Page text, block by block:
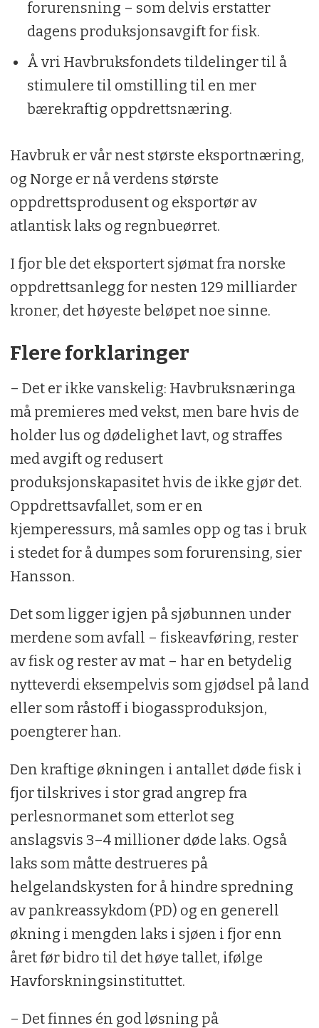
forurensning – som delvis erstatter
dagens produksjonsavgift for fisk.
Å vri Havbruksfondets tildelinger til å
stimulere til omstilling til en mer
bærekraftig oppdrettsnæring.
Havbruk er vår nest største eksportnæring,
og Norge er nå verdens største
oppdrettsprodusent og eksportør av
atlantisk laks og regnbueørret.
I fjor ble det eksportert sjømat fra norske
oppdrettsanlegg for nesten 129 milliarder
kroner, det høyeste beløpet noe sinne.
Flere forklaringer
– Det er ikke vanskelig: Havbruksnæringa
må premieres med vekst, men bare hvis de
holder lus og dødelighet lavt, og straffes
med avgift og redusert
produksjonskapasitet hvis de ikke gjør det.
Oppdrettsavfallet, som er en
kjemperessurs, må samles opp og tas i bruk
i stedet for å dumpes som forurensing, sier
Hansson.
Det som ligger igjen på sjøbunnen under
merdene som avfall – fiskeavføring, rester
av fisk og rester av mat – har en betydelig
nytteverdi eksempelvis som gjødsel på land
eller som råstoff i biogassproduksjon,
poengterer han.
Den kraftige økningen i antallet døde fisk i
fjor tilskrives i stor grad angrep fra
perlesnormanet som etterlot seg
anslagsvis 3–4 millioner døde laks. Også
laks som måtte destrueres på
helgelandskysten for å hindre spredning
av pankreassykdom (PD) og en generell
økning i mengden laks i sjøen i fjor enn
året før bidro til det høye tallet, ifølge
Havforskningsinstituttet.
– Det finnes én god løsning på